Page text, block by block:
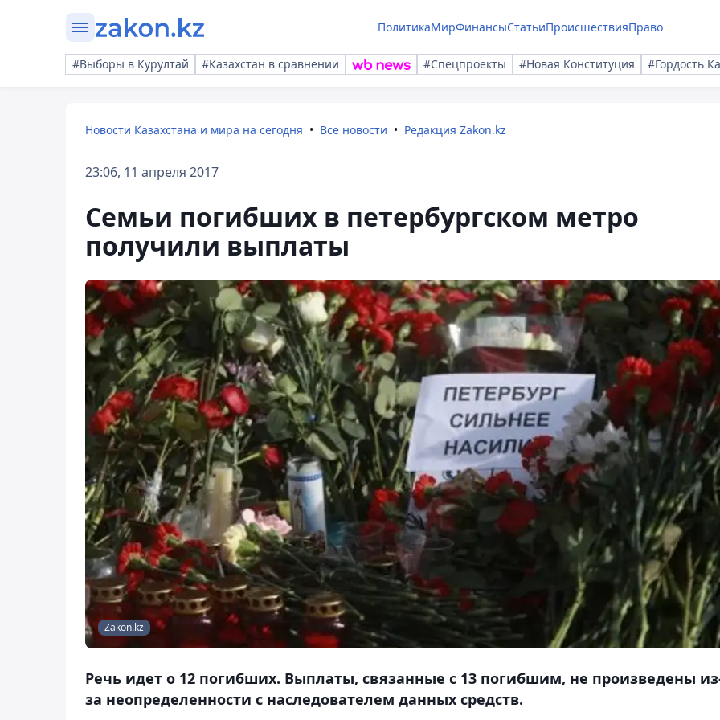
ПолитикаМирФинансыСтатьиПроисшествияПраво
#Выборы в Курултай #Казахстан в сравнении #Спецпроекты #Новая Конституция #Гордость
Новости Казахстана и мира на сегодня Все новости Редакция Zakon.kz
23:06, 11 апреля 2017
Семьи погибших в петербургском метро
получили выплаты
Zakon.kz
Речь идет о 12 погибших. Выплаты, связанные с 13 погибшим, не произведены
за неопределенности с наследователем данных средств.